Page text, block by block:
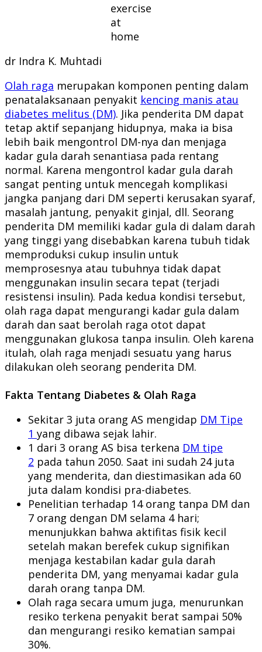
exercise
at
home
dr Indra K. Muhtadi
Olah raga merupakan komponen penting dalam
penatalaksanaan penyakit kencing manis atau
diabetes melitus (DM). Jika penderita DM dapat
tetap aktif sepanjang hidupnya, maka ia bisa
lebih baik mengontrol DM-nya dan menjaga
kadar gula darah senantiasa pada rentang
normal. Karena mengontrol kadar gula darah
sangat penting untuk mencegah komplikasi
jangka panjang dari DM seperti kerusakan syaraf,
masalah jantung, penyakit ginjal, dll. Seorang
penderita DM memiliki kadar gula di dalam darah
yang tinggi yang disebabkan karena tubuh tidak
memproduksi cukup insulin untuk
memprosesnya atau tubuhnya tidak dapat
menggunakan insulin secara tepat (terjadi
resistensi insulin). Pada kedua kondisi tersebut,
olah raga dapat mengurangi kadar gula dalam
darah dan saat berolah raga otot dapat
menggunakan glukosa tanpa insulin. Oleh karena
itulah, olah raga menjadi sesuatu yang harus
dilakukan oleh seorang penderita DM.
Fakta Tentang Diabetes & Olah Raga
Sekitar 3 juta orang AS mengidap DM Tipe
1 yang dibawa sejak lahir.
1 dari 3 orang AS bisa terkena DM tipe
2 pada tahun 2050. Saat ini sudah 24 juta
yang menderita, dan diestimasikan ada 60
juta dalam kondisi pra-diabetes.
Penelitian terhadap 14 orang tanpa DM dan
7 orang dengan DM selama 4 hari;
menunjukkan bahwa aktifitas fisik kecil
setelah makan berefek cukup signifikan
menjaga kestabilan kadar gula darah
penderita DM, yang menyamai kadar gula
darah orang tanpa DM.
Olah raga secara umum juga, menurunkan
resiko terkena penyakit berat sampai 50%
dan mengurangi resiko kematian sampai
30%.